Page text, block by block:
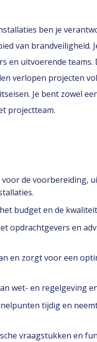
ben je
van brandveiligheid.
en uitvoerende teams.
verlopen projecten
Je bent zowel
projectteam.
de voorbereiding,
budget en de
opdrachtgevers en
en zorgt voor een
wet- en regelgeving
tijdig en
vraagstukken en